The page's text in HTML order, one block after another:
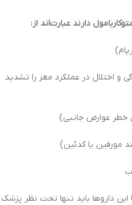
دارند عبارت‌اند از:
و اختلال در عملکرد مغز را تشدید
خطر عوارض جانبی)
مورفین یا کدئین)
داروها باید تنها تحت نظر پزشک